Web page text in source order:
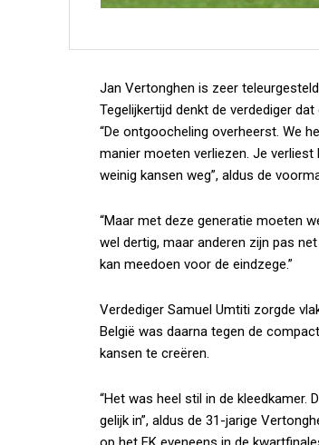
Jan Vertonghen is zeer
Tegelijkertijd denkt de verdediger
“De ontgoocheling overheerst. We
manier moeten verliezen. Je
weinig kansen weg”, aldus de
“Maar met deze generatie moeten
wel dertig, maar anderen zijn pas
kan meedoen voor de eindzege.”
Verdediger Samuel Umtiti zorgde
België was daarna tegen de
kansen te creëren.
“Het was heel stil in de
gelijk in”, aldus de 31-jarige